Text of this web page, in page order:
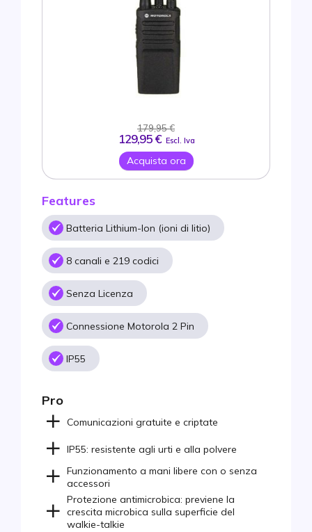
Features
Batteria Lithium-Ion (ioni di litio)
8 canali e 219 codici
Senza Licenza
Connessione Motorola 2 Pin
IP55
Pro
Comunicazioni gratuite e criptate
IP55: resistente agli urti e alla polvere
Funzionamento a mani libere con o senza
accessori
Protezione antimicrobica: previene la
crescita microbica sulla superficie del
walkie-talkie
179,95 €
129,95 € Escl. Iva
Acquista ora